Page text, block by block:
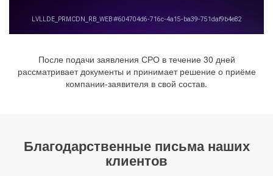
После подачи заявления СРО в течение 30 дней
рассматривает документы и принимает решение о приёме
компании-заявителя в свой состав.
Благодарственные письма наших
клиентов